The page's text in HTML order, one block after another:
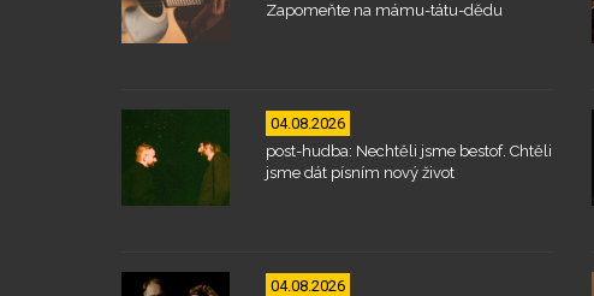
Zapomeňte na mámu-tátu-dědu
04.08.2026
post-hudba: Nechtěli jsme bestof. Chtěli
jsme dát písním nový život
04.08.2026